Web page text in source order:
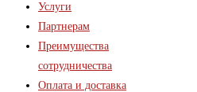
Услуги
Партнерам
Преимущества
сотрудничества
Оплата и доставка